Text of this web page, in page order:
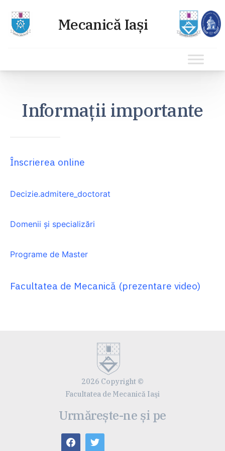
conținutInformații importante
Înscrierea online
Decizie.admitere_doctorat
Domenii și specializări
Programe de Master
Facultatea de Mecanică (prezentare video)
2026 Copyright ©
Facultatea de Mecanică Iaşi
Urmărește-ne și pe